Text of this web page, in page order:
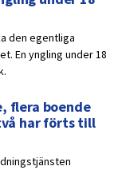
den egentliga
En yngling under 18
flera boende
har förts till